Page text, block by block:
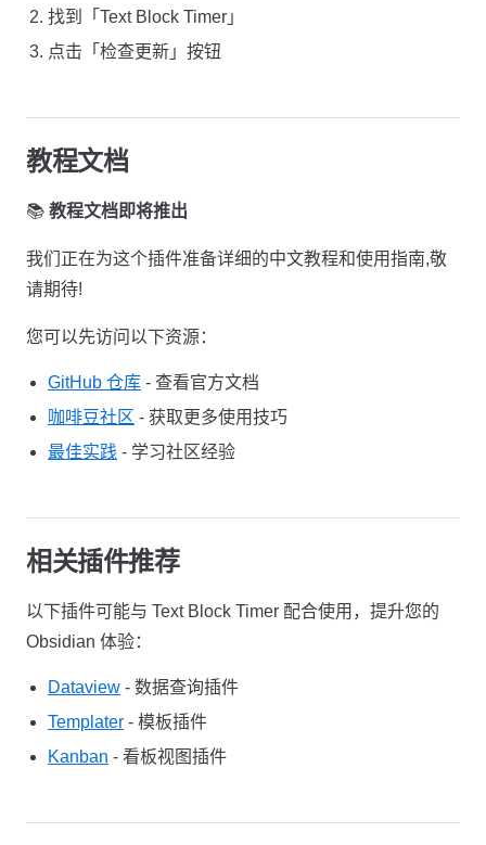
找到「Text Block Timer」
点击「检查更新」按钮
教程文档
📚 教程文档即将推出
我们正在为这个插件准备详细的中文教程和使用指南,敬
请期待!
您可以先访问以下资源：
GitHub 仓库 - 查看官方文档
咖啡豆社区 - 获取更多使用技巧
最佳实践 - 学习社区经验
相关插件推荐
以下插件可能与 Text Block Timer 配合使用，提升您的
Obsidian 体验：
Dataview - 数据查询插件
Templater - 模板插件
Kanban - 看板视图插件